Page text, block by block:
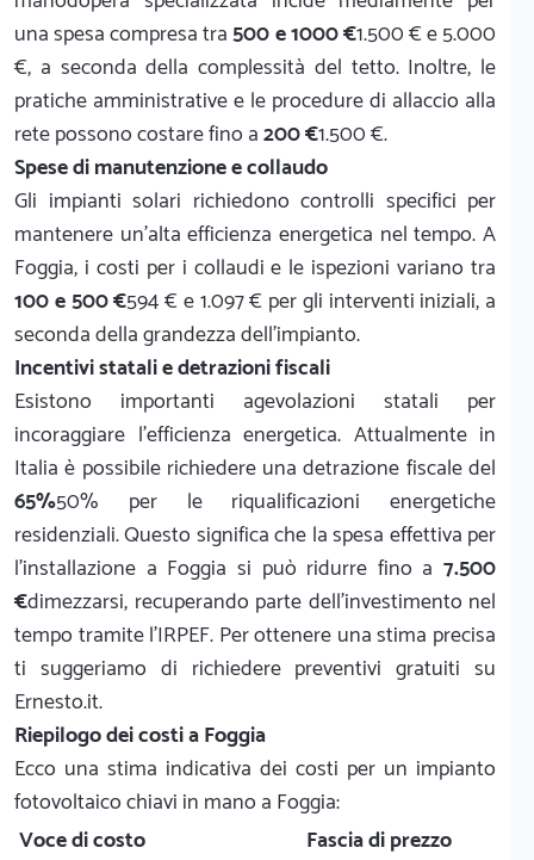
una spesa compresa tra500 e 1000 €1.500 € e 5.000
€, a seconda della complessità del tetto. Inoltre, le
pratiche amministrative e le procedure di allaccio alla
rete possono costare fino a200 €1.500 €.
Spese di manutenzione e collaudo
Gli impianti solari richiedono controlli specifici per
mantenere un'alta efficienza energetica nel tempo. A
Foggia, i costi per i collaudi e le ispezioni variano tra
100 e 500 €594 € e 1.097 € per gli interventi iniziali, a
seconda della grandezza dell'impianto.
Incentivi statali e detrazioni fiscali
Esistono importanti agevolazioni statali per
incoraggiare l'efficienza energetica. Attualmente in
Italia è possibile richiedere una detrazione fiscale del
65%50% per le riqualificazioni energetiche
residenziali. Questo significa che la spesa effettiva per
l'installazione a Foggia si può ridurre fino a 7.500
€dimezzarsi, recuperando parte dell'investimento nel
tempo tramite l'IRPEF. Per ottenere una stima precisa
ti suggeriamo di richiedere preventivi gratuiti su
Ernesto.it.
Riepilogo dei costi a Foggia
Ecco una stima indicativa dei costi per un impianto
fotovoltaico chiavi in mano a Foggia:
Voce di costo
Fascia di prezzo